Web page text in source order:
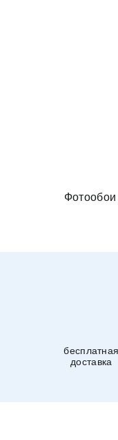
Фотообои
бесплатная
доставка